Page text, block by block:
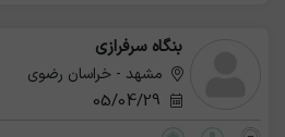
بنگاه سرفرازی
مشهد - خراسان رضوی